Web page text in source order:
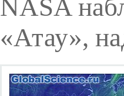
NASA
«Атау»,